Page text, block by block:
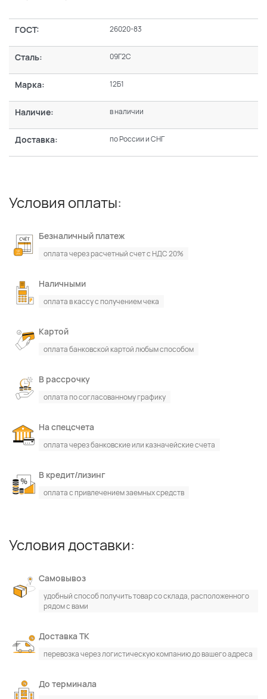
ГОСТ: 26020-83
Сталь: 09Г2С
Марка: 12Б1
Наличие: в наличии
Доставка: по России и СНГ
Условия оплаты:
Безналичный платеж
оплата через расчетный счет с НДС 20%
Наличными
оплата в кассу с получением чека
Картой
оплата банковской картой любым способом
В рассрочку
оплата по согласованному графику
На спецсчета
оплата через банковские или казначейские счета
В кредит/лизинг
оплата с привлечением заемных средств
Условия доставки:
Самовывоз
удобный способ получить товар со склада, расположенного
рядом с вами
Доставка ТК
перевозка через логистическую компанию до вашего адреса
До терминала